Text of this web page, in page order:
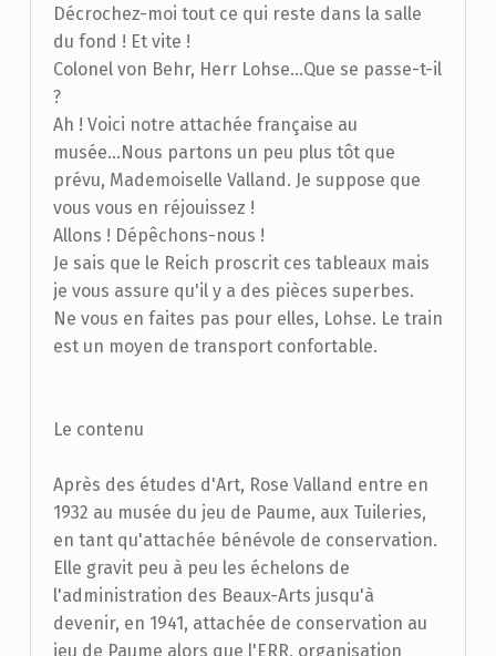
Décrochez-moi tout ce qui reste dans la salle
du fond ! Et vite !
Colonel von Behr, Herr Lohse...Que se passe-t-il
?
Ah ! Voici notre attachée française au
musée...Nous partons un peu plus tôt que
prévu, Mademoiselle Valland. Je suppose que
vous vous en réjouissez !
Allons ! Dépêchons-nous !
Je sais que le Reich proscrit ces tableaux mais
je vous assure qu'il y a des pièces superbes.
Ne vous en faites pas pour elles, Lohse. Le train
est un moyen de transport confortable.
Le contenu
Après des études d'Art, Rose Valland entre en
1932 au musée du jeu de Paume, aux Tuileries,
en tant qu'attachée bénévole de conservation.
Elle gravit peu à peu les échelons de
l'administration des Beaux-Arts jusqu'à
devenir, en 1941, attachée de conservation au
jeu de Paume alors que l'ERR, organisation